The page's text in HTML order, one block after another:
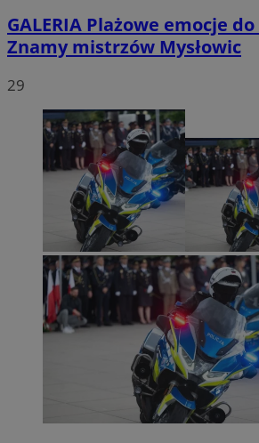
GALERIA Plażowe emocje
Znamy mistrzów Mysłowic
29